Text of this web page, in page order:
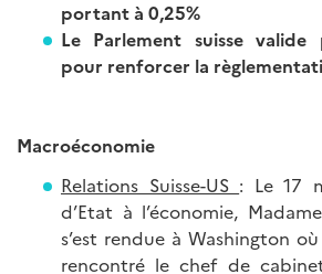
portant à 0,25%
Le Parlement suisse valide
pour renforcer la
Macroéconomie
Relations Suisse-US : Le 17
d’Etat à l’économie,
s’est rendue à Washington
rencontré le chef de